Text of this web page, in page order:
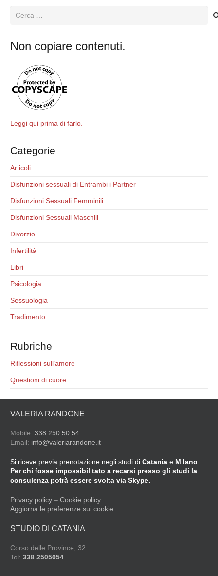
Ricerca
Non copiare contenuti.
Leggi qui prima di farlo.
Categorie
Articoli
Disfunzioni sessuali di Entrambi i Partner
Disfunzioni Sessuali Femminili
Disfunzioni Sessuali Maschili
Divorzio
Infertilità
Libri
Psicologia
Sessuologia
Tradimento
Rubriche
Riflessioni sull’amore
Questioni di cuore
VALERIA RANDONE
Mobile: 338 250 50 54
Email: info@valeriarandone.it
Si riceve previa prenotazione negli studi di Catania e Milano.
Per chi fosse impossibilitato a recarsi presso gli studi la
consulenza potrà essere svolta via Skype.
Privacy policy – Cookie policy
Aggiorna le preferenze sui cookie
STUDIO DI CATANIA
Corso delle Province, 32
Tel: 338 2505054